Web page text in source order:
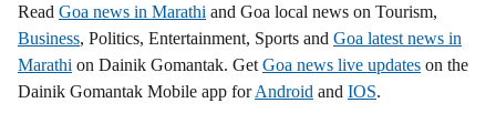
a
r
e
Read Goa news in Marathi and Goa local news on Tourism,
Business, Politics, Entertainment, Sports and Goa latest news in
Marathi on Dainik Gomantak. Get Goa news live updates on the
Dainik Gomantak Mobile app forAndroid and IOS.